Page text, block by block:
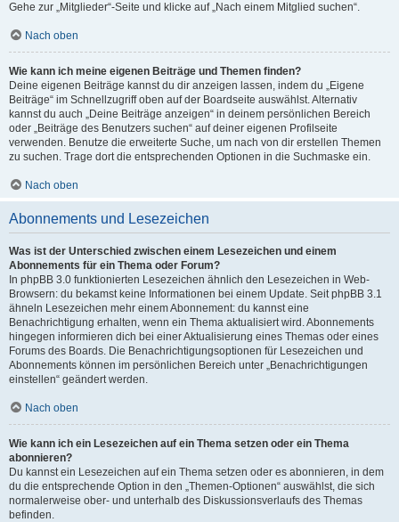
Gehe zur „Mitglieder“-Seite und klicke auf „Nach einem Mitglied suchen“.
Nach oben
Wie kann ich meine eigenen Beiträge und Themen finden?
Deine eigenen Beiträge kannst du dir anzeigen lassen, indem du „Eigene
Beiträge“ im Schnellzugriff oben auf der Boardseite auswählst. Alternativ
kannst du auch „Deine Beiträge anzeigen“ in deinem persönlichen Bereich
oder „Beiträge des Benutzers suchen“ auf deiner eigenen Profilseite
verwenden. Benutze die erweiterte Suche, um nach von dir erstellen Themen
zu suchen. Trage dort die entsprechenden Optionen in die Suchmaske ein.
Nach oben
Abonnements und Lesezeichen
Was ist der Unterschied zwischen einem Lesezeichen und einem
Abonnements für ein Thema oder Forum?
In phpBB 3.0 funktionierten Lesezeichen ähnlich den Lesezeichen in Web-
Browsern: du bekamst keine Informationen bei einem Update. Seit phpBB 3.1
ähneln Lesezeichen mehr einem Abonnement: du kannst eine
Benachrichtigung erhalten, wenn ein Thema aktualisiert wird. Abonnements
hingegen informieren dich bei einer Aktualisierung eines Themas oder eines
Forums des Boards. Die Benachrichtigungsoptionen für Lesezeichen und
Abonnements können im persönlichen Bereich unter „Benachrichtigungen
einstellen“ geändert werden.
Nach oben
Wie kann ich ein Lesezeichen auf ein Thema setzen oder ein Thema
abonnieren?
Du kannst ein Lesezeichen auf ein Thema setzen oder es abonnieren, in dem
du die entsprechende Option in den „Themen-Optionen“ auswählst, die sich
normalerweise ober- und unterhalb des Diskussionsverlaufs des Themas
befinden.